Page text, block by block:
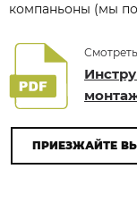
компаньоны (мы
Смотреть
ПРИЕЗЖАЙТЕ